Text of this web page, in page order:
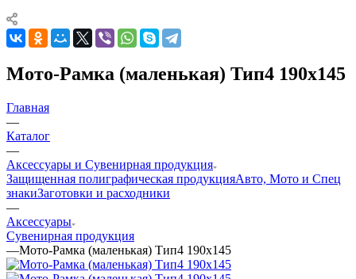
Мото-Рамка (маленькая) Тип4 190х145
Главная
—
Каталог
—
Аксессуары и Сувенирная продукция
Защищенная полиграфическая продукцияАвто, Мото и Спец
знакиЗаготовки и расходники
—
Аксессуары
Сувенирная продукция
—Мото-Рамка (маленькая) Тип4 190х145